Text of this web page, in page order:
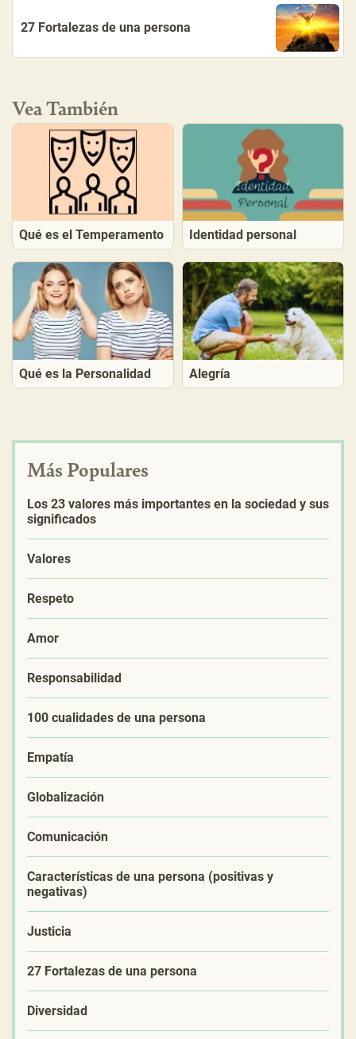
27 Fortalezas de una persona
Vea También
Qué es el Temperamento Identidad personal
Qué es la Personalidad Alegría
Más Populares
Los 23 valores más importantes en la sociedad y sus
significados
Valores
Respeto
Amor
Responsabilidad
100 cualidades de una persona
Empatía
Globalización
Comunicación
Características de una persona (positivas y
negativas)
Justicia
27 Fortalezas de una persona
Diversidad